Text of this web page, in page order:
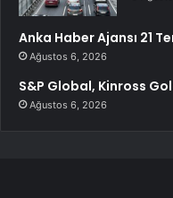
Anka Haber Ajansı 21
Ağustos 6, 2026
S&P Global, Kinross
Ağustos 6, 2026